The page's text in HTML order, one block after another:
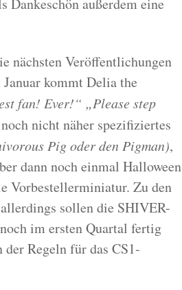
außerdem eine
nächsten Veröffentlichungen
kommt Delia the
fan! Ever!“ „Please step
nicht näher spezifiziertes
Pig oder den Pigman),
dann noch einmal Halloween
Vorbestellerminiatur. Zu den
sollen die SHIVER-
im ersten Quartal fertig
Regeln für das CS1-